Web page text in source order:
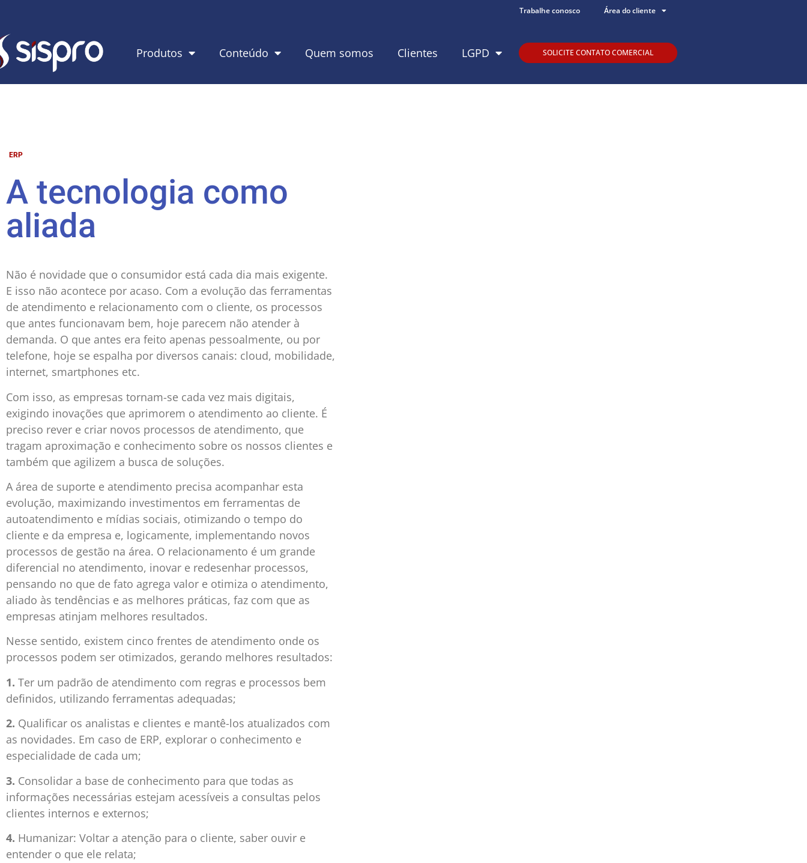
Trabalhe conosco Área do cliente
Produtos Conteúdo Quem somos Clientes LGPD SOLICITE CONTATO COMERCIAL
ERP
A tecnologia como
aliada
Não é novidade que o consumidor está cada dia mais exigente.
E isso não acontece por acaso. Com a evolução das ferramentas
de atendimento e relacionamento com o cliente, os processos
que antes funcionavam bem, hoje parecem não atender à
demanda. O que antes era feito apenas pessoalmente, ou por
telefone, hoje se espalha por diversos canais: cloud, mobilidade,
internet, smartphones etc.
Com isso, as empresas tornam-se cada vez mais digitais,
exigindo inovações que aprimorem o atendimento ao cliente. É
preciso rever e criar novos processos de atendimento, que
tragam aproximação e conhecimento sobre os nossos clientes e
também que agilizem a busca de soluções.
A área de suporte e atendimento precisa acompanhar esta
evolução, maximizando investimentos em ferramentas de
autoatendimento e mídias sociais, otimizando o tempo do
cliente e da empresa e, logicamente, implementando novos
processos de gestão na área. O relacionamento é um grande
diferencial no atendimento, inovar e redesenhar processos,
pensando no que de fato agrega valor e otimiza o atendimento,
aliado às tendências e as melhores práticas, faz com que as
empresas atinjam melhores resultados.
Nesse sentido, existem cinco frentes de atendimento onde os
processos podem ser otimizados, gerando melhores resultados:
1. Ter um padrão de atendimento com regras e processos bem
definidos, utilizando ferramentas adequadas;
2. Qualificar os analistas e clientes e mantê-los atualizados com
as novidades. Em caso de ERP, explorar o conhecimento e
especialidade de cada um;
3. Consolidar a base de conhecimento para que todas as
informações necessárias estejam acessíveis a consultas pelos
clientes internos e externos;
4. Humanizar: Voltar a atenção para o cliente, saber ouvir e
entender o que ele relata;